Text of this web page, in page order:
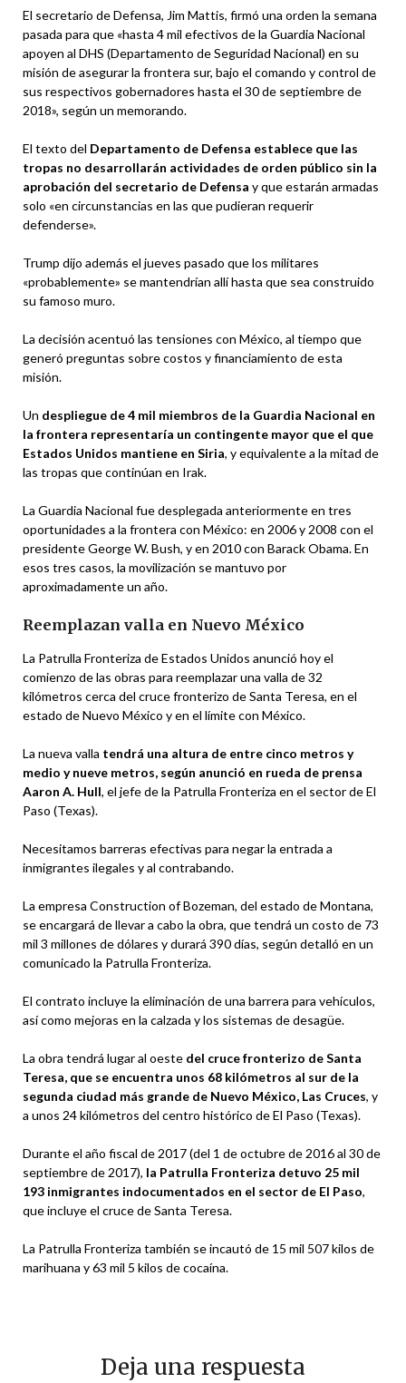
El secretario de Defensa, Jim Mattis, firmó una orden la semana
pasada para que «hasta 4 mil efectivos de la Guardia Nacional
apoyen al DHS (Departamento de Seguridad Nacional) en su
misión de asegurar la frontera sur, bajo el comando y control de
sus respectivos gobernadores hasta el 30 de septiembre de
2018», según un memorando.
El texto del Departamento de Defensa establece que las
tropas no desarrollarán actividades de orden público sin la
aprobación del secretario de Defensa y que estarán armadas
solo «en circunstancias en las que pudieran requerir
defenderse».
Trump dijo además el jueves pasado que los militares
«probablemente» se mantendrían allí hasta que sea construido
su famoso muro.
La decisión acentuó las tensiones con México, al tiempo que
generó preguntas sobre costos y financiamiento de esta
misión.
Un despliegue de 4 mil miembros de la Guardia Nacional en
la frontera representaría un contingente mayor que el que
Estados Unidos mantiene en Siria, y equivalente a la mitad de
las tropas que continúan en Irak.
La Guardia Nacional fue desplegada anteriormente en tres
oportunidades a la frontera con México: en 2006 y 2008 con el
presidente George W. Bush, y en 2010 con Barack Obama. En
esos tres casos, la movilización se mantuvo por
aproximadamente un año.
Reemplazan valla en Nuevo México
La Patrulla Fronteriza de Estados Unidos anunció hoy el
comienzo de las obras para reemplazar una valla de 32
kilómetros cerca del cruce fronterizo de Santa Teresa, en el
estado de Nuevo México y en el límite con México.
La nueva valla tendrá una altura de entre cinco metros y
medio y nueve metros, según anunció en rueda de prensa
Aaron A. Hull, el jefe de la Patrulla Fronteriza en el sector de El
Paso (Texas).
Necesitamos barreras efectivas para negar la entrada a
inmigrantes ilegales y al contrabando.
La empresa Construction of Bozeman, del estado de Montana,
se encargará de llevar a cabo la obra, que tendrá un costo de 73
mil 3 millones de dólares y durará 390 días, según detalló en un
comunicado la Patrulla Fronteriza.
El contrato incluye la eliminación de una barrera para vehículos,
así como mejoras en la calzada y los sistemas de desagüe.
La obra tendrá lugar al oeste del cruce fronterizo de Santa
Teresa, que se encuentra unos 68 kilómetros al sur de la
segunda ciudad más grande de Nuevo México, Las Cruces, y
a unos 24 kilómetros del centro histórico de El Paso (Texas).
Durante el año fiscal de 2017 (del 1 de octubre de 2016 al 30 de
septiembre de 2017), la Patrulla Fronteriza detuvo 25 mil
193 inmigrantes indocumentados en el sector de El Paso,
que incluye el cruce de Santa Teresa.
La Patrulla Fronteriza también se incautó de 15 mil 507 kilos de
marihuana y 63 mil 5 kilos de cocaína.
Deja una respuesta